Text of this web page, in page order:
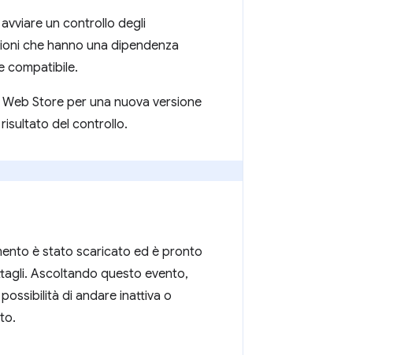
un controllo degli
che hanno una dipendenza
compatibile.
Store per una nuova versione
del controllo.
è stato scaricato ed è pronto
Ascoltando questo evento,
di andare inattiva o